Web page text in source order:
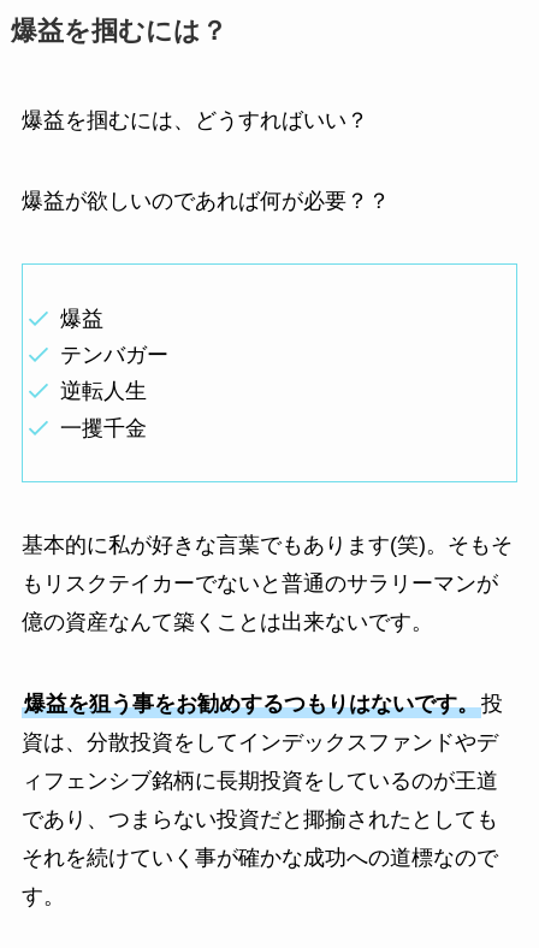
爆益を掴むには？
爆益を掴むには、どうすればいい？
爆益が欲しいのであれば何が必要？？
爆益
テンバガー
逆転人生
一攫千金
基本的に私が好きな言葉でもあります(笑)。そもそ
もリスクテイカーでないと普通のサラリーマンが
億の資産なんて築くことは出来ないです。
爆益を狙う事をお勧めするつもりはないです。投
資は、分散投資をしてインデックスファンドやデ
ィフェンシブ銘柄に長期投資をしているのが王道
であり、つまらない投資だと揶揄されたとしても
それを続けていく事が確かな成功への道標なので
す。